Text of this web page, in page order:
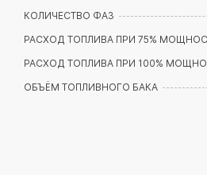
КОЛИЧЕСТВО ФАЗ
РАСХОД ТОПЛИВА ПРИ 75%
РАСХОД ТОПЛИВА ПРИ 100%
ОБЪЁМ ТОПЛИВНОГО БАКА